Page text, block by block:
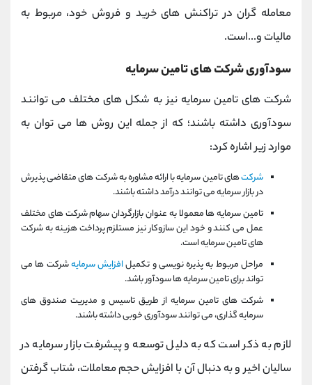
معامله گران در تراکنش های خرید و فروش خود، مربوط به
مالیات و...است.
سودآوری شرکت های تامین سرمایه
شرکت های تامین سرمایه نیز به شکل های مختلف می توانند
سودآوری داشته باشند؛ که از جمله این روش ها می توان به
موارد زیر اشاره کرد:
شرکتهای تامین سرمایه با ارائه مشاوره به شرکت های متقاضی پذیرش
در بازار سرمایه می توانند درآمد داشته باشند.
تامین سرمایه ها معمولا به عنوان بازارگردان سهام شرکت های مختلف
عمل می کنند و خود این سازوکار نیز مستلزم پرداخت هزینه به شرکت
های تامین سرمایه است.
مراحل مربوط به پذیره نویسی و تکمیلافزایش سرمایهشرکت ها می
تواند برای تامین سرمایه ها سودآور باشد.
شرکت های تامین سرمایه از طریق تاسیس و مدیریت صندوق های
سرمایه گذاری، می توانند سودآوری خوبی داشته باشند.
لازم به ذکر است که به دلیل توسعه و پیشرفت بازار سرمایه در
سالیان اخیر و به دنبال آن با افزایش حجم معاملات، شتاب گرفتن